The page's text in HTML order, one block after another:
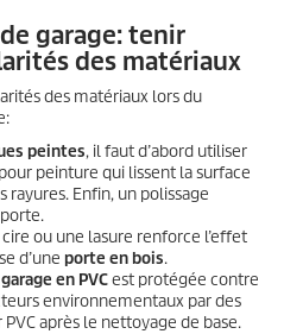
garage: tenir
des matériaux
des matériaux lors du
peintes, il faut d’abord utiliser
peinture qui lissent la surface
Enfin, un polissage
ou une lasure renforce l’effet
d’une porte en bois.
en PVCest protégée contre
environnementaux par des
après le nettoyage de base.